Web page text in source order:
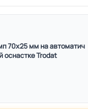
70х25 мм на автоматич
оснастке Trodat